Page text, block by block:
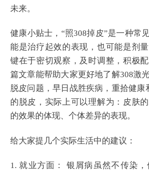
未来。
健康小贴士，“照308掉皮”是一种常
能是治疗起效的表现，也可能是剂
键在于密切观察，及时调整，积极
篇文章能帮助大家更好地了解308激
脱皮问题，早日战胜疾病，重拾健康
的脱皮，实际上可以理解为：皮肤
的效果的体现、个体差异的表现。
给大家提几个实际生活中的建议：
1. 就业方面： 银屑病虽然不传染